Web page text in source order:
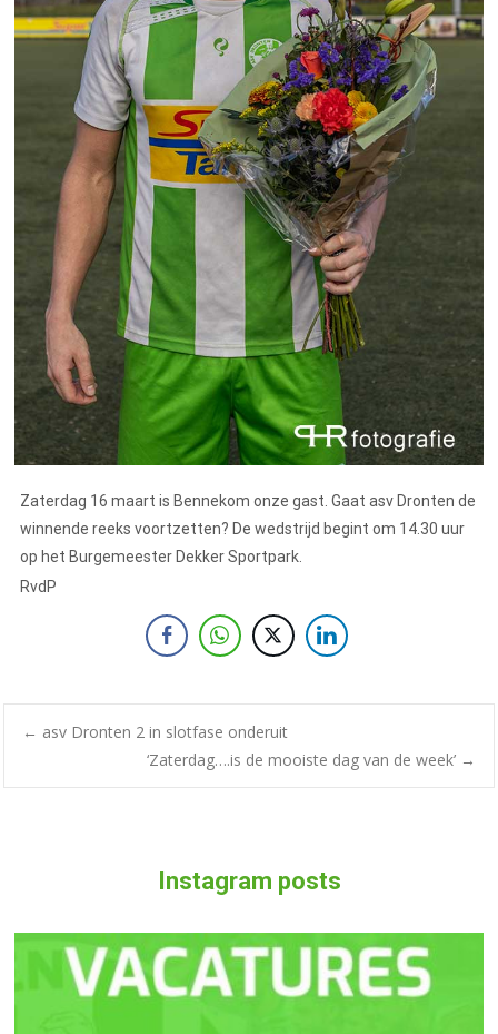
Zaterdag 16 maart is Bennekom onze gast. Gaat asv Dronten de
winnende reeks voortzetten? De wedstrijd begint om 14.30 uur
op het Burgemeester Dekker Sportpark.
RvdP
← asv Dronten 2 in slotfase onderuit
‘Zaterdag….is de mooiste dag van de week’ →
Instagram posts